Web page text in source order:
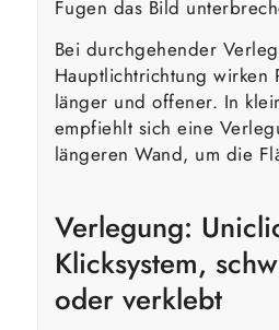
Fugen das Bild
Bei durchgehender
Hauptlichtrichtung wirken
länger und offener. In
empfiehlt sich eine
längeren Wand, um die
Verlegung:
Klicksystem,
oder verklebt